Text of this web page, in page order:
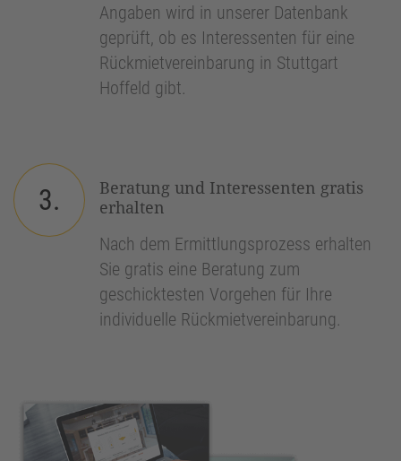
Angaben wird in unserer Datenbank
geprüft, ob es Interessenten für eine
Rückmietvereinbarung in Stuttgart
Hoffeld gibt.
3.
Beratung und Interessenten gratis
erhalten
Nach dem Ermittlungsprozess erhalten
Sie gratis eine Beratung zum
geschicktesten Vorgehen für Ihre
individuelle Rückmietvereinbarung.